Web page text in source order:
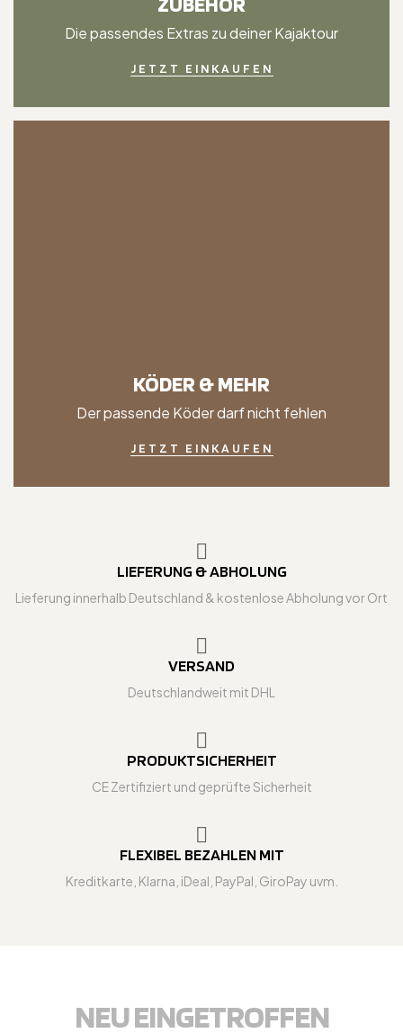
Die passendes Extras zu deiner Kajaktour
JETZT EINKAUFEN
KÖDER & MEHR
Der passende Köder darf nicht fehlen
JETZT EINKAUFEN
LIEFERUNG & ABHOLUNG
Lieferung innerhalb Deutschland & kostenlose Abholung vor Ort
VERSAND
Deutschlandweit mit DHL
PRODUKTSICHERHEIT
CE Zertifiziert und geprüfte Sicherheit
FLEXIBEL BEZAHLEN MIT
Kreditkarte, Klarna, iDeal, PayPal, GiroPay uvm.
NEU EINGETROFFEN